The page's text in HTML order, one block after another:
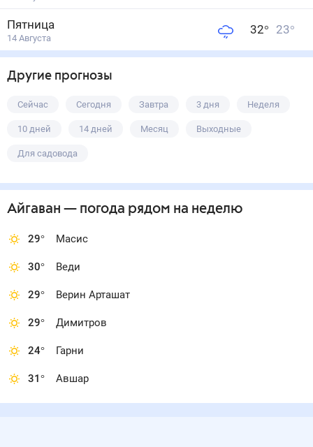
Пятница
14 Августа
32° 23°
Другие прогнозы
Сейчас Сегодня Завтра 3 дня Неделя
10 дней 14 дней Месяц Выходные
Для садовода
Айгаван — погода рядом на неделю
29° Масис
30° Веди
29° Верин Арташат
29° Димитров
24° Гарни
31° Авшар